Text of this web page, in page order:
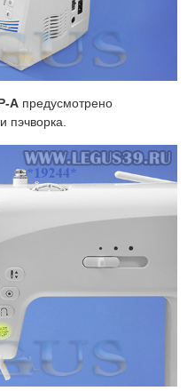
A предусмотрено
пэчворка.